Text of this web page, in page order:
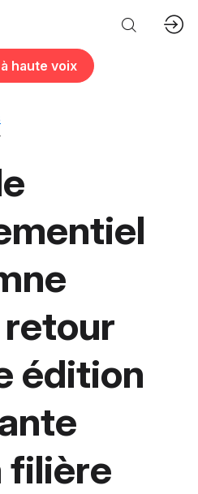
haute voix
édition
filière